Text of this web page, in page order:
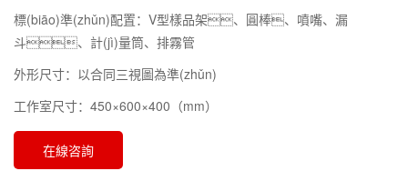
標(biāo)準(zhǔn)配置：V型樣品架、圓棒、噴嘴、漏
斗、計(jì)量筒、排霧管
外形尺寸：以合同三視圖為準(zhǔn)
工作室尺寸：450×600×400（mm）
在線咨詢